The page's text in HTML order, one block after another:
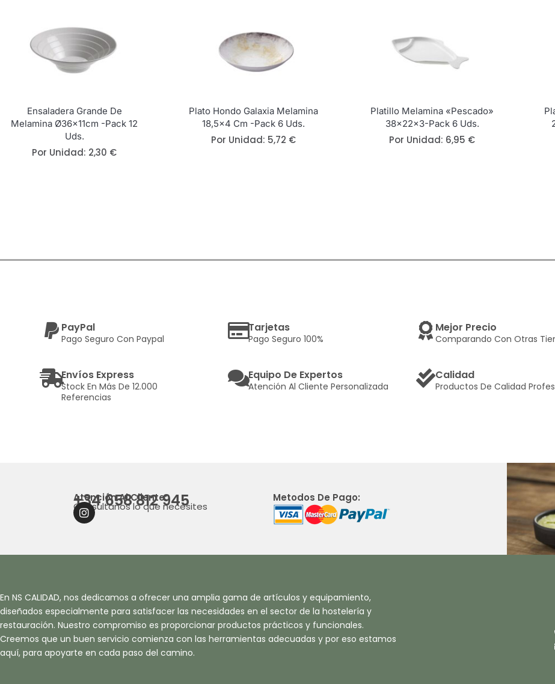
Ensaladera Grande De
Melamina Ø36x11cm -Pack 12
Uds.
Por Unidad: 2,30 €
Plato Hondo Galaxia Melamina
18,5×4 Cm -Pack 6 Uds.
Por Unidad: 5,72 €
Platillo Melamina «Pescado»
38x22x3-Pack 6 Uds.
Por Unidad: 6,95 €
PayPal
Pago Seguro Con Paypal
Tarjetas
Pago Seguro 100%
Mejor Precio
Comparando Con Otras
Envíos Express
Stock En Más De 12.000
Referencias
Equipo De Expertos
Atención Al Cliente Personalizada
Calidad
Productos De Calidad
Atención Al Cliente:
+34 658 812 945
Consultanos lo que necesites
I
N
A
A
M
Metodos De Pago:
En NS CALIDAD, nos dedicamos a ofrecer una amplia gama de artículos y equipamiento,
diseñados especialmente para satisfacer las necesidades en el sector de la hostelería y
restauración. Nuestro compromiso es proporcionar productos prácticos y funcionales.
Creemos que un buen servicio comienza con las herramientas adecuadas y por eso estamos
aquí, para apoyarte en cada paso del camino.